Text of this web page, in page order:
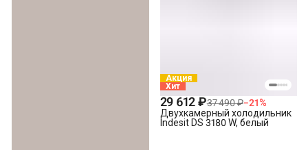
Акция
Хит
29 612 ₽37 490 ₽−21%
Двухкамерный холодильник
Indesit DS 3180 W, белый